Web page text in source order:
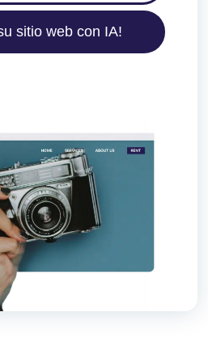
sitio web con IA!